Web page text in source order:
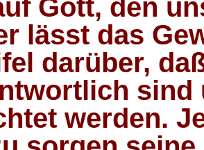
Gott, den
lässt das
darüber,
sind
werden.